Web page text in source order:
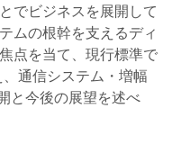
でビジネスを展開して
ムの根幹を支えるディ
点を当て、現行標準で
通信システム・増幅
と今後の展望を述べ